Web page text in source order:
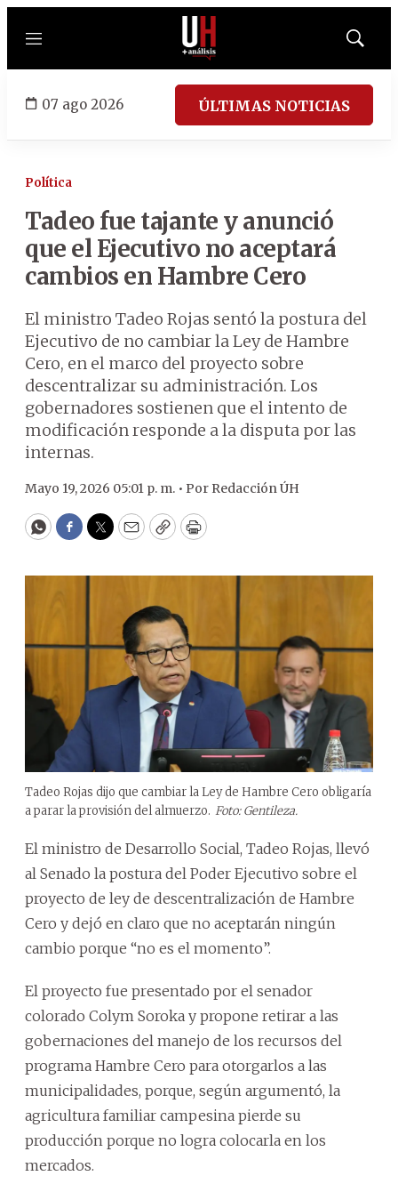
Menú
Mostrar
07 ago 2026 ÚLTIMAS NOTICIAS
Política
Tadeo fue tajante y anunció
que el Ejecutivo no aceptará
cambios en Hambre Cero
El ministro Tadeo Rojas sentó la postura del
Ejecutivo de no cambiar la Ley de Hambre
Cero, en el marco del proyecto sobre
descentralizar su administración. Los
gobernadores sostienen que el intento de
modificación responde a la disputa por las
internas.
Mayo 19, 2026 05:01 p. m. • Por Redacción ÚH
WhatsApp
Facebook
Twitter
EmailCopyPrint
Tadeo Rojas dijo que cambiar la Ley de Hambre Cero obligaría
a parar la provisión del almuerzo. Foto: Gentileza.
El ministro de Desarrollo Social, Tadeo Rojas, llevó
al Senado la postura del Poder Ejecutivo sobre el
proyecto de ley de descentralización de Hambre
Cero y dejó en claro que no aceptarán ningún
cambio porque “no es el momento”.
El proyecto fue presentado por el senador
colorado Colym Soroka y propone retirar a las
gobernaciones del manejo de los recursos del
programa Hambre Cero para otorgarlos a las
municipalidades, porque, según argumentó, la
agricultura familiar campesina pierde su
producción porque no logra colocarla en los
mercados.